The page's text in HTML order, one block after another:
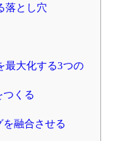
落とし穴
最大化する3つの
くる
融合させる